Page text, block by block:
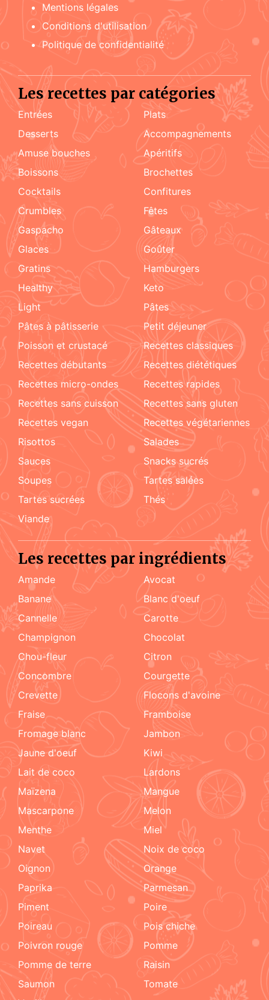
Mentions légales
Conditions d'utilisation
Politique de confidentialité
Les recettes par catégories
Entrées
Plats
Desserts
accompagnements
amuse bouches
apéritifs
boissons
brochettes
cocktails
confitures
crumbles
fêtes
Gaspacho
gâteaux
glaces
goûter
gratins
hamburgers
healthy
keto
light
pâtes
pâtes à pâtisserie
petit déjeuner
poisson et crustacé
recettes classiques
recettes débutants
recettes diététiques
recettes micro-ondes
recettes rapides
recettes sans cuisson
recettes sans gluten
recettes vegan
recettes végétariennes
risottos
salades
sauces
snacks sucrés
soupes
tartes salées
tartes sucrées
Thés
viande
Les recettes par ingrédients
amande
Avocat
Banane
blanc d'oeuf
cannelle
carotte
champignon
chocolat
chou-fleur
citron
concombre
courgette
crevette
flocons d'avoine
fraise
framboise
fromage blanc
jambon
jaune d'oeuf
kiwi
lait de coco
lardons
maïzena
mangue
mascarpone
melon
menthe
miel
navet
noix de coco
oignon
orange
paprika
parmesan
piment
poire
poireau
pois chiche
poivron rouge
pomme
pomme de terre
raisin
Saumon
tomate